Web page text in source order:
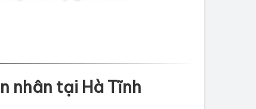
nhân tại Hà Tĩnh